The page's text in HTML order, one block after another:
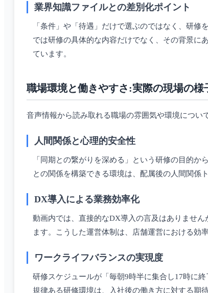
業界知識ファイルとの差別化ポイント
「条件」や「待遇」だけで選ぶのではなく、研
では研修の具体的な内容だけでなく、その背景に
ています。
職場環境と働きやすさ:実際の現場の様
音声情報から読み取れる職場の雰囲気や環境につい
人間関係と心理的安全性
「同期との繋がりを深める」という研修の目的
との関係を構築できる環境は、配属後の人間関係
DX導入による業務効率化
動画内では、直接的なDX導入の言及はありませ
ます。こうした運営体制は、店舗運営における効
ワークライフバランスの実現度
研修スケジュールが「毎朝9時半に集合し17時に
規律ある研修環境は、入社後の働き方に対する期